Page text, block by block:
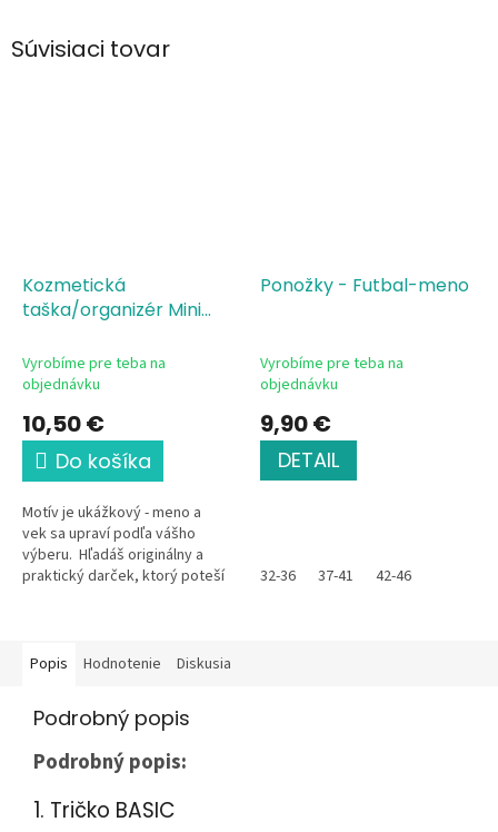
Súvisiaci tovar
Kozmetická
taška/organizér Mini
Vyrobíme pre teba na
objednávku
10,50 €
Do košíka
Motív je ukážkový - meno a
vek sa upraví podľa vášho
výberu. Hľadáš originálny a
praktický darček, ktorý poteší
Ponožky - Futbal-meno
Vyrobíme pre teba na
objednávku
9,90 €
DETAIL
32-36 37-41 42-46
Popis Hodnotenie Diskusia
Podrobný popis
Podrobný popis:
1. Tričko BASIC